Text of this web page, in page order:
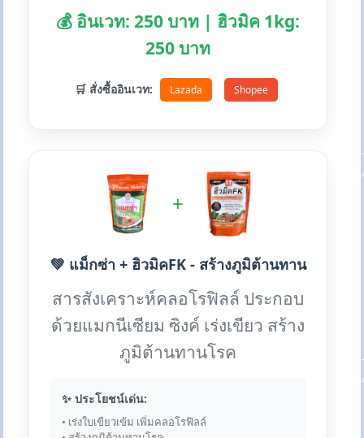
💰 อินเวท: 250 บาท | ฮิวมิค 1kg:
250 บาท
🛒 สั่งซื้ออินเวท: Lazada Shopee
+
💚 แม็กซ่า + ฮิวมิคFK - สร้างภูมิต้านทาน
สารสังเคราะห์คลอโรฟิลล์ ประกอบ
ด้วยแมกนีเซียม ซิงค์ เร่งเขียว สร้าง
ภูมิต้านทานโรค
✨ ประโยชน์เด่น:
• เร่งใบเขียวเข้ม เพิ่มคลอโรฟิลล์